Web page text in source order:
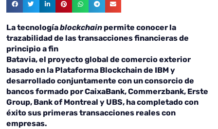
La tecnologíablockchain permite conocer la
trazabilidad de las transacciones financieras de
principio a fin
Batavia, el proyecto global de comercio exterior
basado en la Plataforma Blockchain de IBM y
desarrollado conjuntamente con un consorcio de
bancos formado por CaixaBank, Commerzbank, Erste
Group, Bank of Montreal y UBS, ha completado con
éxito sus primeras transacciones reales con
empresas.